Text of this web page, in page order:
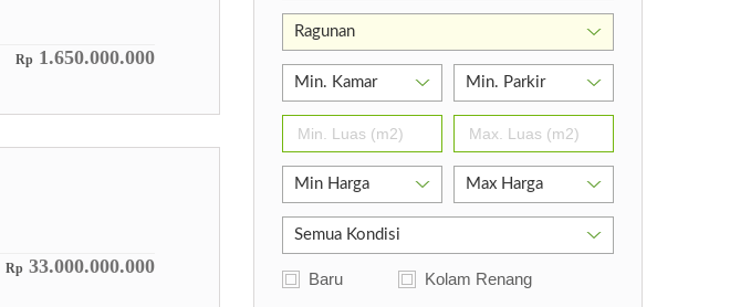
Rp 1.650.000.000
Rp 33.000.000.000
Baru Kolam Renang